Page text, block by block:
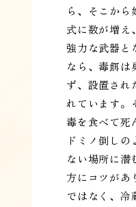
ら、そこか
式に数が増え
強力な武器と
なら、毒餌は
ず、設置され
れています。
毒を食べて死
ドミノ倒し
ない場所に潜
方にコツがあ
ではなく、冷